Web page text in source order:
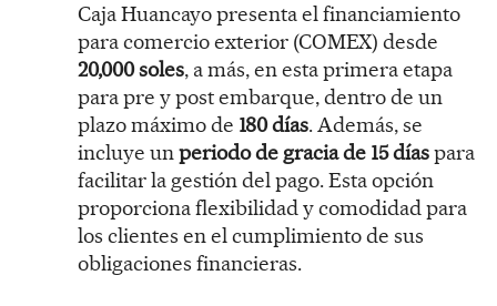
Caja Huancayo presenta el financiamiento
para comercio exterior (COMEX) desde
20,000 soles, a más, en esta primera etapa
para pre y post embarque, dentro de un
plazo máximo de 180 días. Además, se
incluye unperiodo de gracia de 15 díaspara
facilitar la gestión del pago. Esta opción
proporciona flexibilidad y comodidad para
los clientes en el cumplimiento de sus
obligaciones financieras.